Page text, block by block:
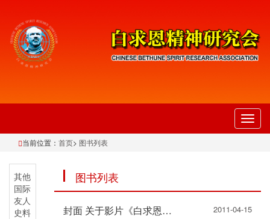
切
换
当前位置： 首页> 图书列表
其他
国际
友人
史料
图书列表
封面 关于影片《白求恩大夫》 2011-04-15